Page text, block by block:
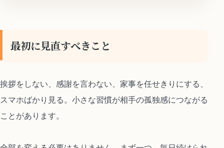
最初に見直すべきこと
挨拶をしない、感謝を言わない、家事を任せきりにする、
スマホばかり見る。小さな習慣が相手の孤独感につながる
ことがあります。